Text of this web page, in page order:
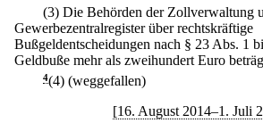
(3) Die Behörden der Zollverwaltung
Gewerbezentralregister über rechtskräftige
Bußgeldentscheidungen nach § 23 Abs. 1
Geldbuße mehr als zweihundert Euro
4(4) (weggefallen)
[16. August 2014–1. Juli